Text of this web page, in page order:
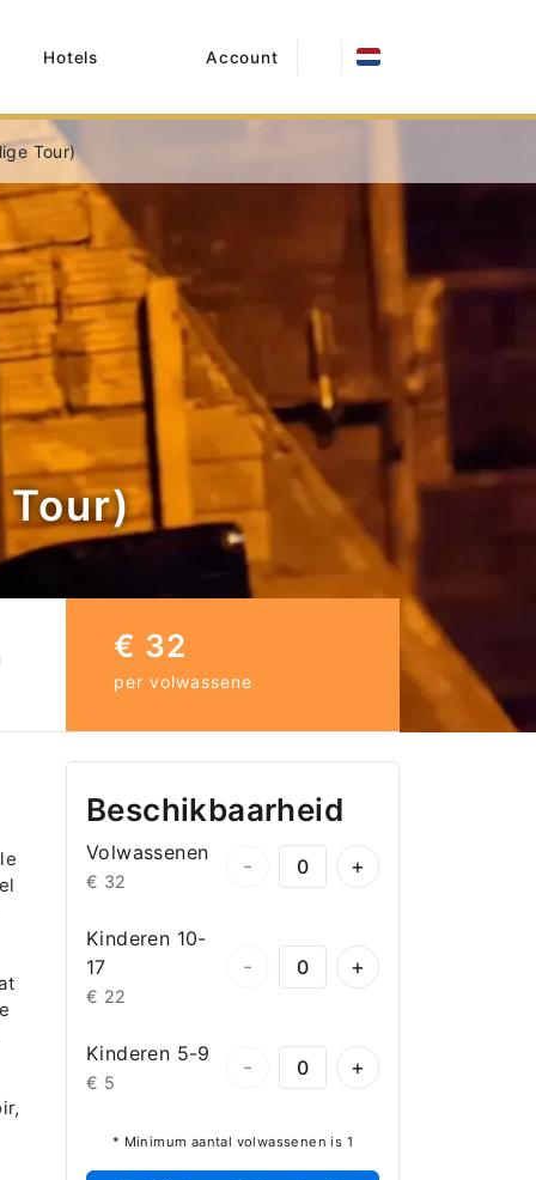
Hotels Account
Tour)
Tour)
€ 32
per volwassene
Beschikbaarheid
Volwassenen
€ 32
- +
Kinderen 10-
17
€ 22
- +
Kinderen 5-9
€ 5
- +
* Minimum aantal volwassenen is 1